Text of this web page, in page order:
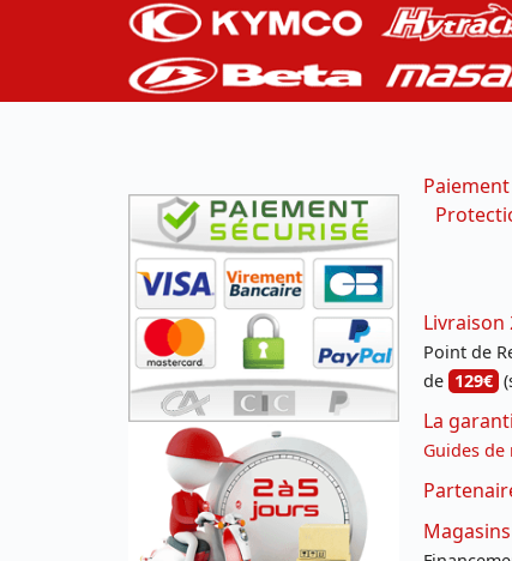
Livraison
Point de
de 129€
La
Guides